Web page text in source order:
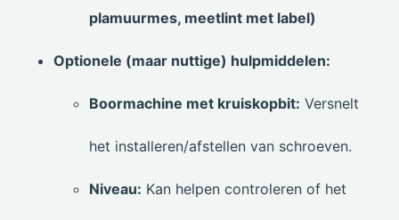
plamuurmes, meetlint met label)
Optionele (maar nuttige) hulpmiddelen:
Boormachine met kruiskopbit: Versnelt
het installeren/afstellen van schroeven.
Niveau: Kan helpen controleren of het